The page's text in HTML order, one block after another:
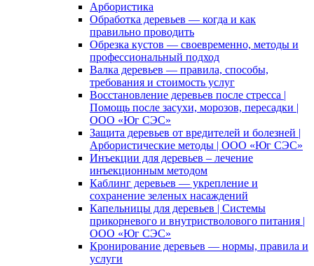
Арбористика
Обработка деревьев — когда и как
правильно проводить
Обрезка кустов — своевременно, методы и
профессиональный подход
Валка деревьев — правила, способы,
требования и стоимость услуг
Восстановление деревьев после стресса |
Помощь после засухи, морозов, пересадки |
ООО «Юг СЭС»
Защита деревьев от вредителей и болезней |
Арбористические методы | ООО «Юг СЭС»
Инъекции для деревьев – лечение
инъекционным методом
Каблинг деревьев — укрепление и
сохранение зеленых насаждений
Капельницы для деревьев | Системы
прикорневого и внутристволового питания |
ООО «Юг СЭС»
Кронирование деревьев — нормы, правила и
услуги